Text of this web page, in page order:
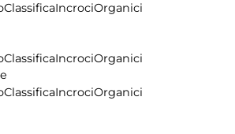
ClassificaIncrociOrganici
ClassificaIncrociOrganici
ClassificaIncrociOrganici